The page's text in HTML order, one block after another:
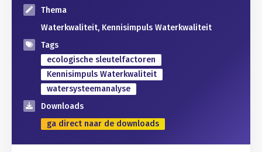
Thema
Waterkwaliteit, Kennisimpuls Waterkwaliteit
Tags
ecologische sleutelfactoren
Kennisimpuls Waterkwaliteit
watersysteemanalyse
Downloads
ga direct naar de downloads